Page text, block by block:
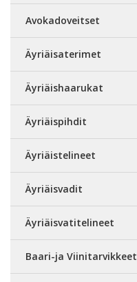
Avokadoveitset
Äyriäisaterimet
Äyriäishaarukat
Äyriäispihdit
Äyriäistelineet
Äyriäisvadit
Äyriäisvatitelineet
Baari-ja Viinitarvikkeet